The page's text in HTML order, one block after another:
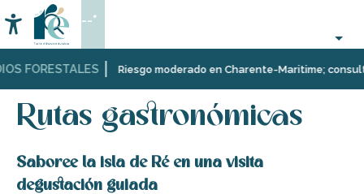
au
contenu
principal
FORESTALES Riesgo moderado en Charente-Maritime;
Accessibilité
Buscar
--°
Página Web
Organización
Actividades
y
Visitas
a
Rutas gastronómicas
Rutas gastronómicas
Saboree la isla de Ré en una visita
degustación guiada